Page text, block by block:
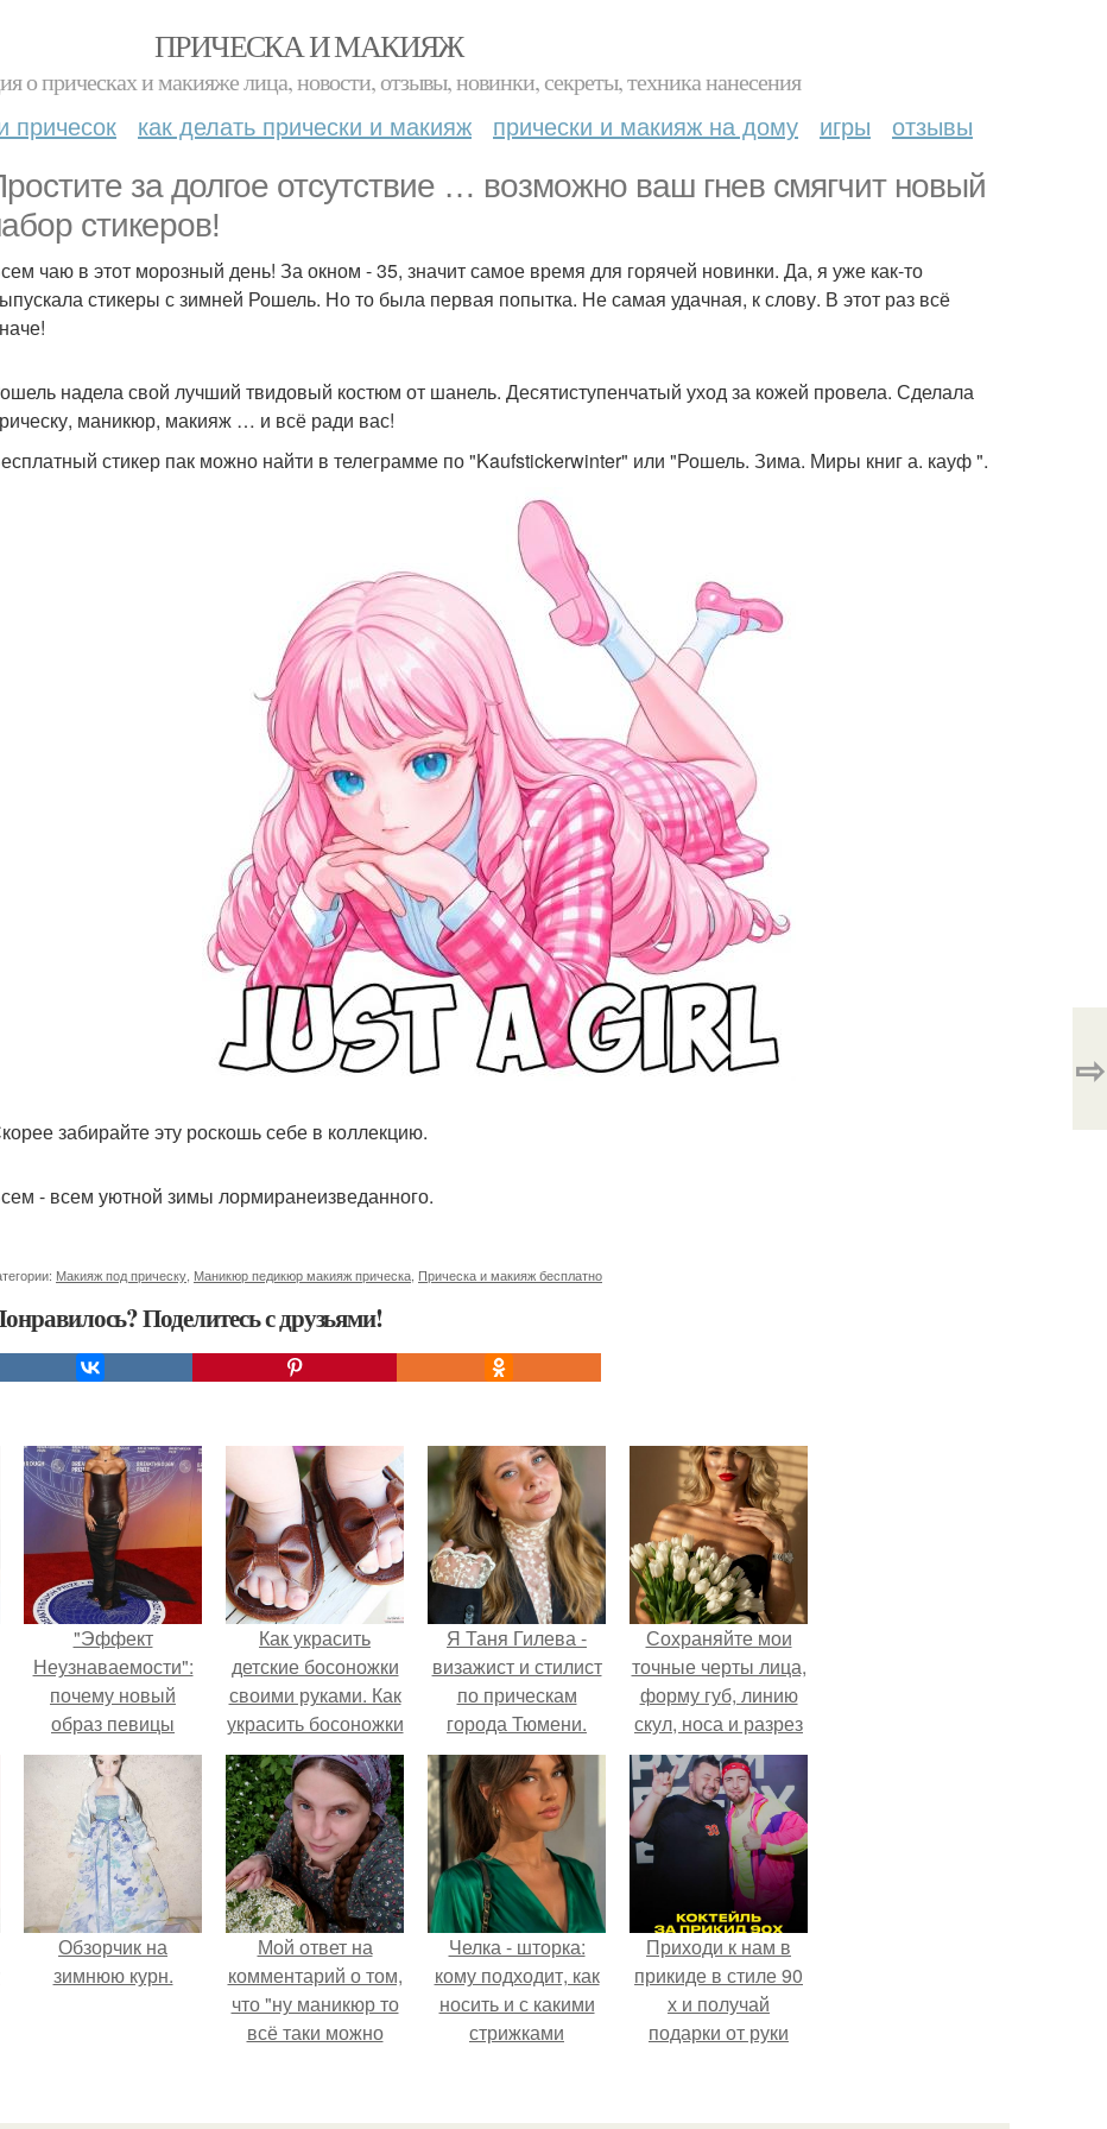
ПРИЧЕСКА И МАКИЯЖ
о прическах и макияже лица, новости, отзывы, новинки, секреты, техника нанесения
причесок как делать прически и макияж прически и макияж на дому игры отзывы
за долгое отсутствие … возможно ваш гнев смягчит новый
стикеров!
чаю в этот морозный день! За окном - 35, значит самое время для горячей новинки. Да, я уже как-то
стикеры с зимней Рошель. Но то была первая попытка. Не самая удачная, к слову. В этот раз всё
надела свой лучший твидовый костюм от шанель. Десятиступенчатый уход за кожей провела. Сделала
маникюр, макияж … и всё ради вас!
стикер пак можно найти в телеграмме по "Kaufstickerwinter" или "Рошель. Зима. Миры книг а. кауф ".
забирайте эту роскошь себе в коллекцию.
- всем уютной зимы лормиранеизведанного.
Макияж под прическу Маникюр педикюр макияж прическа Прическа и макияж бесплатно
Поделитесь с друзьями!
⇨
"Эффект
Неузнаваемости":
почему новый
образ певицы
вызвал споры о
гранях
возможного?
Как украсить
детские босоножки
своими руками. Как
украсить босоножки
лентами и бисером
Я Таня Гилева -
визажист и стилист
по прическам
города Тюмени.
Сохраняйте мои
точные черты лица,
форму губ, линию
скул, носа и разрез
глаз.
Обзорчик на
зимнюю курн.
Мой ответ на
комментарий о том,
что "ну маникюр то
всё таки можно
Челка - шторка:
кому подходит, как
носить и с какими
стрижками
Приходи к нам в
прикиде в стиле 90
х и получай
подарки от руки